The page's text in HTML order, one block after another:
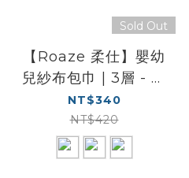
Sold Out
【Roaze 柔仕】嬰幼
兒紗布包巾 | 3層 - 三
色 (100 x 100 cm)
NT$340
NT$420